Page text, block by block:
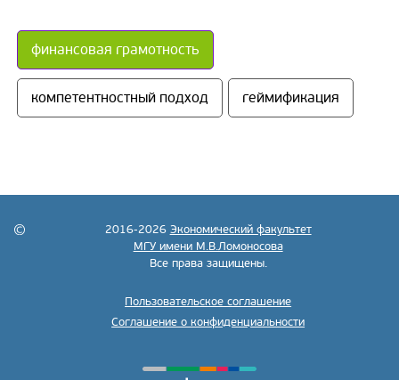
финансовая грамотность
компетентностный подход геймификация
2016-2026 Экономический факультет
МГУ имени М.В.Ломоносова
Все права защищены.
Пользовательское соглашение
Соглашение о конфиденциальности